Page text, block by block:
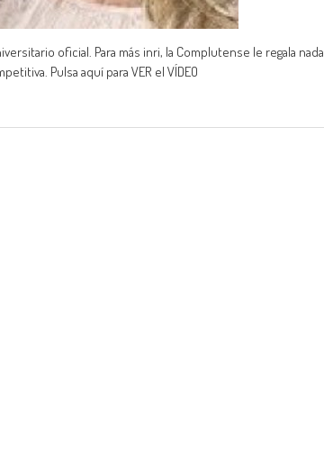
oficial. Para más inri, la Complutense le regala nada
Pulsa aquí para VER el VÍDEO